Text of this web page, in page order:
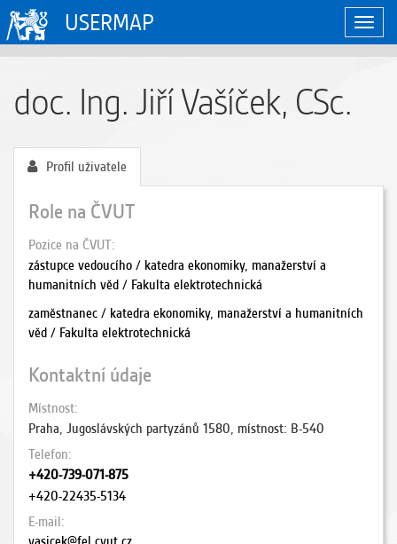
USERMAP
doc. Ing. Jiří Vašíček, CSc.
Profil uživatele
Role na ČVUT
Pozice na ČVUT
zástupce vedoucího / katedra ekonomiky, manažerství a
humanitních věd / Fakulta elektrotechnická
zaměstnanec / katedra ekonomiky, manažerství a humanitních
věd / Fakulta elektrotechnická
Kontaktní údaje
Místnost
Praha, Jugoslávských partyzánů 1580, místnost: B-540
Telefon
+420-739-071-875
+420-22435-5134
E-mail